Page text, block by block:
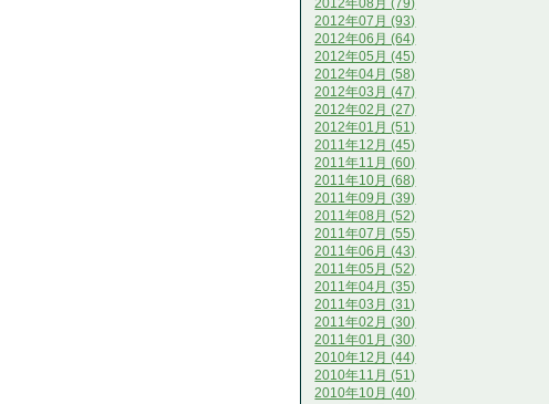
2012年08月 (79)
2012年07月 (93)
2012年06月 (64)
2012年05月 (45)
2012年04月 (58)
2012年03月 (47)
2012年02月 (27)
2012年01月 (51)
2011年12月 (45)
2011年11月 (60)
2011年10月 (68)
2011年09月 (39)
2011年08月 (52)
2011年07月 (55)
2011年06月 (43)
2011年05月 (52)
2011年04月 (35)
2011年03月 (31)
2011年02月 (30)
2011年01月 (30)
2010年12月 (44)
2010年11月 (51)
2010年10月 (40)